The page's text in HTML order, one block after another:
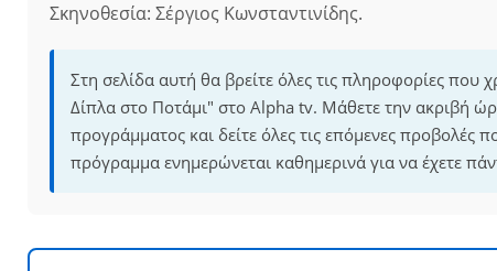
Σκηνοθεσία: Σέργιος Κωνσταντινίδης.
Στη σελίδα αυτή θα βρείτε όλες τις πληροφορίες που
Δίπλα στο Ποτάμι" στο Alpha tv. Μάθετε την ακριβή
προγράμματος και δείτε όλες τις επόμενες προβολές
πρόγραμμα ενημερώνεται καθημερινά για να έχετε